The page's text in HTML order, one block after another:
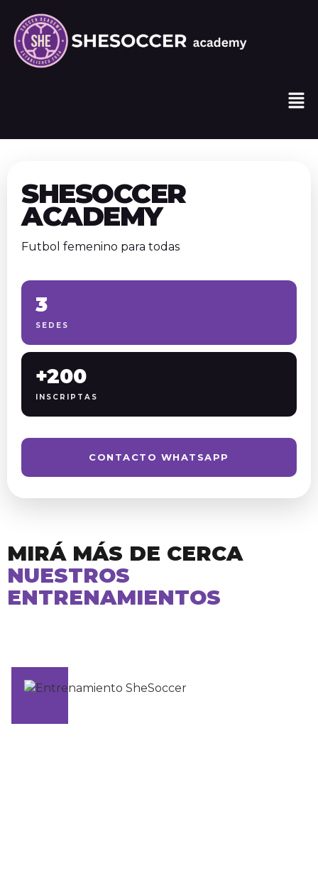
SHESOCCER
ACADEMY
Futbol femenino para todas
3
SEDES
+200
INSCRIPTAS
CONTACTO WHATSAPP
MIRÁ MÁS DE CERCA
NUESTROS
ENTRENAMIENTOS